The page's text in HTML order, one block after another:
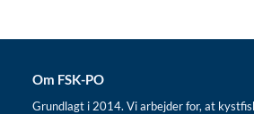
Om FSK-PO
Grundlagt i 2014. Vi arbejder for, at